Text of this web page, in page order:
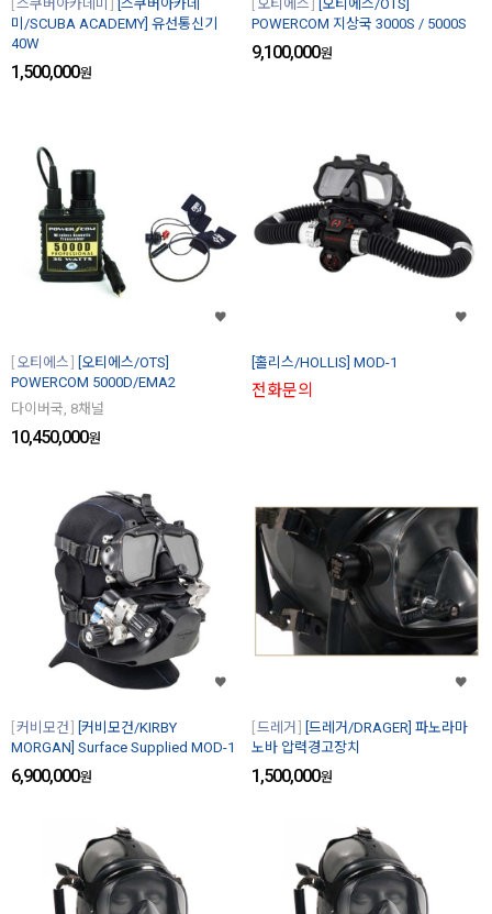
스쿠버아카데미
[스쿠버아카데
미/SCUBA ACADEMY] 유선통신기
40W
1,500,000원
오티에스
[오티에스/OTS]
POWERCOM 지상국 3000S / 5000S
9,100,000원
오티에스
[오티에스/OTS]
POWERCOM 5000D/EMA2
다이버국, 8채널
10,450,000원
[홀리스/HOLLIS] MOD-1
전화문의
커비모건
[커비모건/KIRBY
MORGAN] Surface Supplied MOD-1
6,900,000원
드레거
[드레거/DRAGER] 파노라마
노바 압력경고장치
1,500,000원